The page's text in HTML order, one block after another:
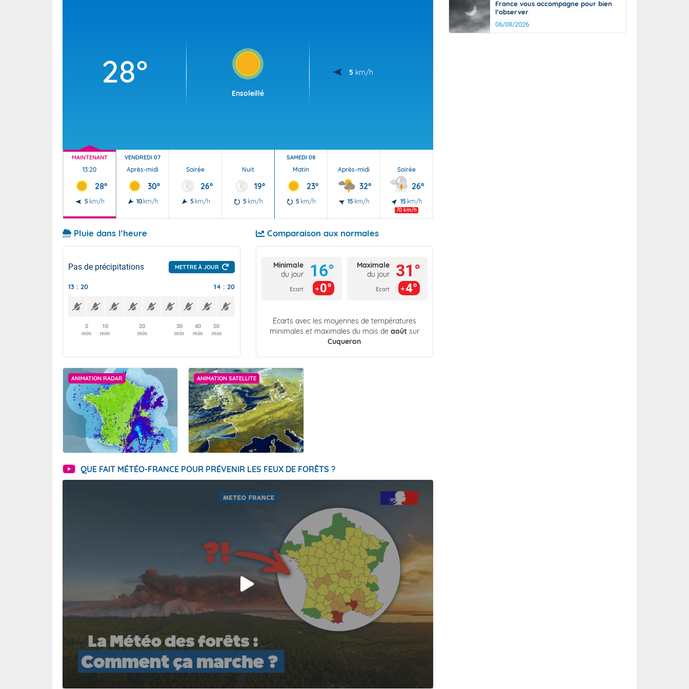
28°
Ensoleillé
5 km/h
MAINTENANT
13:20
28°
5 km/h
VENDREDI 07
Après-midi
30°
10 km/h
Soirée
26°
5 km/h
Nuit
19°
5 km/h
SAMEDI 08
Matin
23°
5 km/h
Après-midi
32°
15 km/h
Soirée
26°
15 km/h
70 km/h
Pluie dans l'heure
Pas de précipitations METTRE À JOUR
13 : 20 14 : 20
5
min
10
min
20
min
30
min
40
min
50
min
Comparaison aux normales
Minimale
du jour
Ecart
16°
0°
Maximale
du jour
Ecart
31°
4°
Écarts avec les moyennes de températures
minimales et maximales du mois de août sur
Cuqueron
ANIMATION RADAR ANIMATION SATELLITE
QUE FAIT MÉTÉO-FRANCE POUR PRÉVENIR LES FEUX DE FORÊTS ?
France vous accompagne pour bien
l'observer
06/08/2026